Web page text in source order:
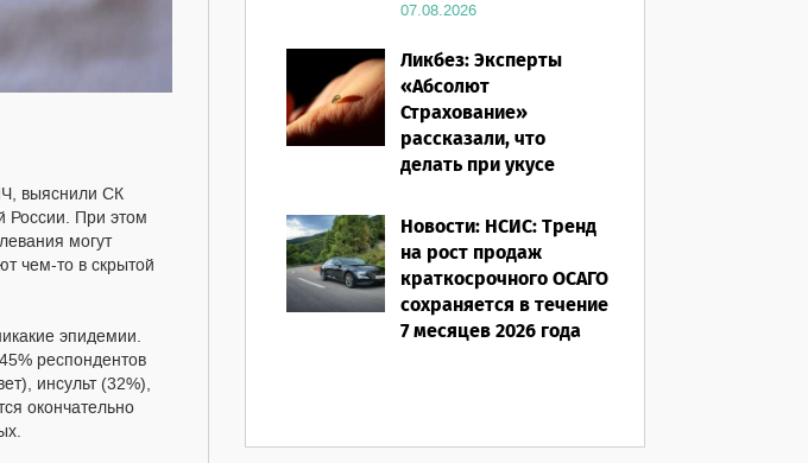
выяснили СК
России. При этом
могут
чем-то в скрытой
эпидемии.
респондентов
инсульт (32%),
окончательно
07.08.2026
Ликбез: Эксперты
«Абсолют
Страхование»
рассказали, что
делать при укусе
путешествии
07.08.2026
Новости: НСИС: Тренд
на рост продаж
краткосрочного ОСАГО
сохраняется в течение
7 месяцев 2026 года